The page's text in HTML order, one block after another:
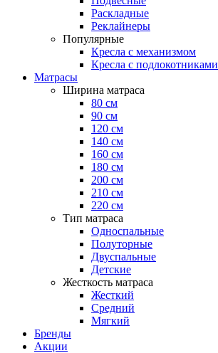
Раскладные
Реклайнеры
Популярные
Кресла с механизмом
Кресла с подлокотниками
Матрасы
Ширина матраса
80 см
90 см
120 см
140 см
160 см
180 см
200 см
210 см
220 см
Тип матраса
Односпальные
Полуторные
Двуспальные
Детские
Жесткость матраса
Жесткий
Средний
Мягкий
Бренды
Акции